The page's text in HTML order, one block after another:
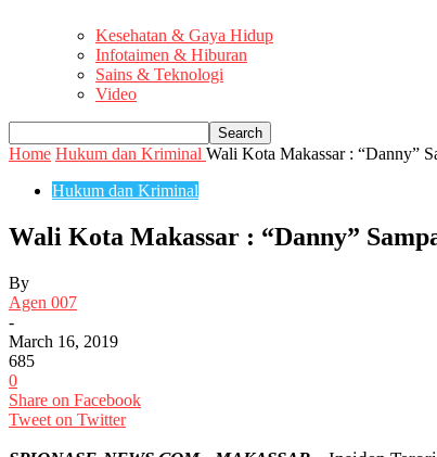
Kesehatan & Gaya Hidup
Infotaimen & Hiburan
Sains & Teknologi
Video
Home Hukum dan Kriminal Wali Kota Makassar : “Danny”
Hukum dan Kriminal
Wali Kota Makassar : “Danny”
By
Agen 007
-
March 16, 2019
685
0
Share on Facebook
Tweet on Twitter